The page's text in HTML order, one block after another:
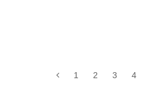
1 2 3 4